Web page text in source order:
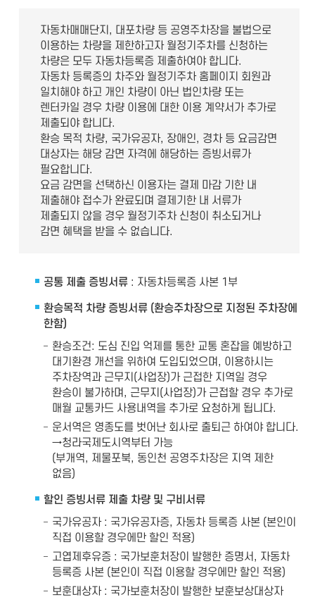
자동차매매단지, 대포차량 등 공영주차장을 불법으로
이용하는 차량을 제한하고자 월정기주차를 신청하는
차량은 모두 자동차등록증 제출하여야 합니다.
자동차 등록증의 차주와 월정기주차 홈페이지 회원과
일치해야 하고 개인 차량이 아닌 법인차량 또는
렌터카일 경우 차량 이용에 대한 이용 계약서가 추가로
제출되야 합니다.
환승 목적 차량, 국가유공자, 장애인, 경차 등 요금감면
대상자는 해당 감면 자격에 해당하는 증빙서류가
필요합니다.
요금 감면을 선택하신 이용자는 결제 마감 기한 내
제출해야 접수가 완료되며 결제기한 내 서류가
제출되지 않을 경우 월정기주차 신청이 취소되거나
감면 혜택을 받을 수 없습니다.
공통 제출 증빙서류 : 자동차등록증 사본 1부
환승목적 차량 증빙서류 (환승주차장으로 지정된 주차장에
한함)
환승조건: 도심 진입 억제를 통한 교통 혼잡을 예방하고
대기환경 개선을 위하여 도입되었으며, 이용하시는
주차장역과 근무지(사업장)가 근접한 지역일 경우
환승이 불가하며, 근무지(사업장)가 근접할 경우 추가로
매월 교통카드 사용내역을 추가로 요청하게 됩니다.
운서역은 영종도를 벗어난 회사로 출퇴근 하여야 합니다.
→청라국제도시역부터 가능
(부개역, 제물포북, 동인천 공영주차장은 지역 제한
없음)
할인 증빙서류 제출 차량 및 구비서류
국가유공자 : 국가유공자증, 자동차 등록증 사본 (본인이
직접 이용할 경우에만 할인 적용)
고엽제후유증 : 국가보훈처장이 발행한 증명서, 자동차
등록증 사본 (본인이 직접 이용할 경우에만 할인 적용)
보훈대상자 : 국가보훈처장이 발행한 보훈보상대상자